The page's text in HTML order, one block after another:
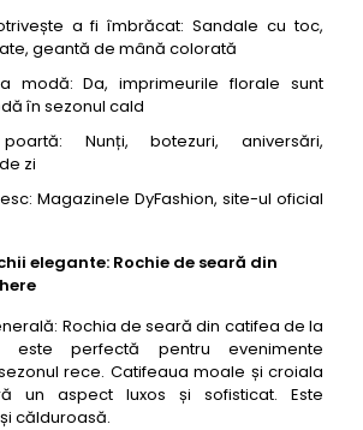
a fi îmbrăcat: Sandale cu toc,
geantă de mână colorată
modă: Da, imprimeurile florale sunt
în sezonul cald
Nunți, botezuri, aniversări,
zi
Magazinele DyFashion, site-ul oficial
elegante: Rochie de seară din
Rochia de seară din catifea de la
este perfectă pentru evenimente
rece. Catifeaua moale și croiala
un aspect luxos și sofisticat. Este
călduroasă.